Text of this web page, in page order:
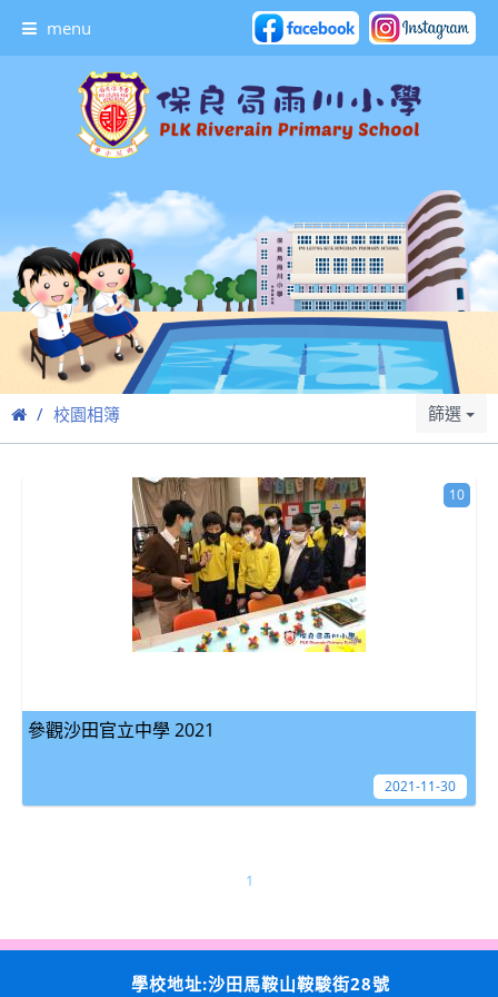
menu
校園相簿 篩選
參觀沙田官立中學 2021
10
2021-11-30
1
學校地址:沙田馬鞍山鞍駿街28號